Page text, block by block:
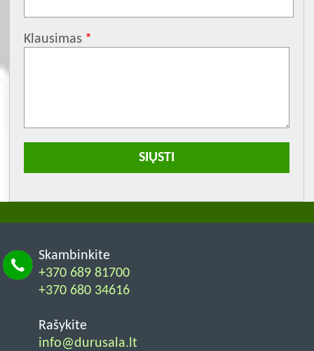
Klausimas
Skambinkite
+370 689 81700
+370 680 34616
Rašykite
info@durusala.lt